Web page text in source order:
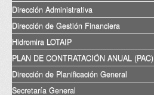
Dirección Administrativa
Dirección de Gestión Financiera
Hidromira LOTAIP
PLAN DE CONTRATACIÓN ANUAL (PAC)
Dirección de Planificación General
Secretaría General